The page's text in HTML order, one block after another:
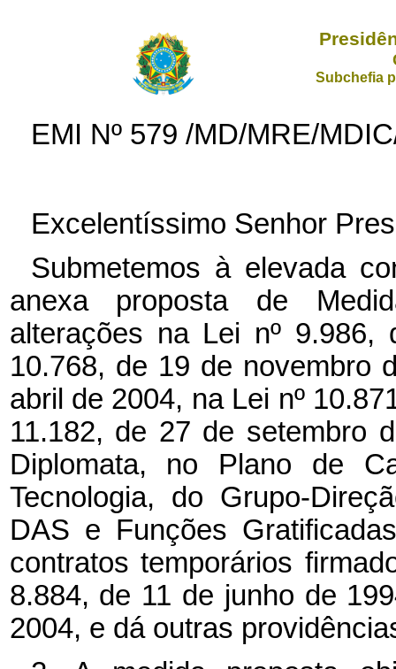
Subchefia
EMI Nº 579 /MD/MRE/
Excelentíssimo Senhor
Submetemos à elevada
anexa proposta de
alterações na Lei nº
10.768, de 19 de novembro
abril de 2004, na Lei nº
11.182, de 27 de setembro
Diplomata, no Plano de
Tecnologia, do Grupo-
DAS e Funções
contratos temporários
8.884, de 11 de junho de
2004, e dá outras